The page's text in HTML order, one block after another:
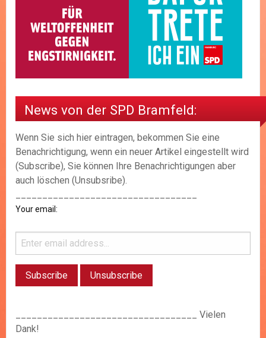
News von der SPD Bramfeld:
Wenn Sie sich hier eintragen, bekommen Sie eine
Benachrichtigung, wenn ein neuer Artikel eingestellt wird
(Subscribe), Sie können Ihre Benachrichtigungen aber
auch löschen (Unsubsribe).
Your email:
__________________________________ Vielen
Dank!